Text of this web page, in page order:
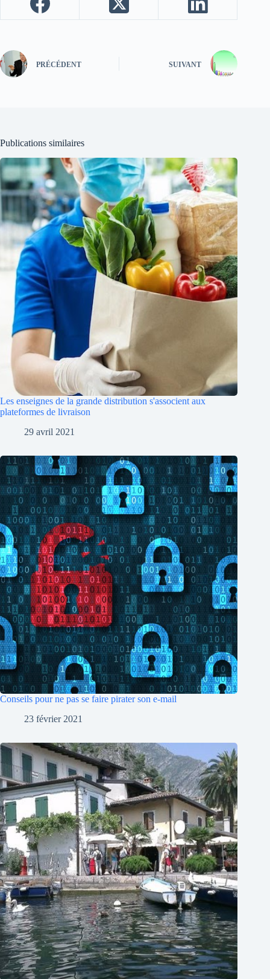
PRÉCÉDENT SUIVANT
Publications similaires
Les enseignes de la grande distribution s'associent aux
plateformes de livraison
29 avril 2021
Conseils pour ne pas se faire pirater son e-mail
23 février 2021